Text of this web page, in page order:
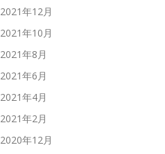
2021年12月
2021年10月
2021年8月
2021年6月
2021年4月
2021年2月
2020年12月